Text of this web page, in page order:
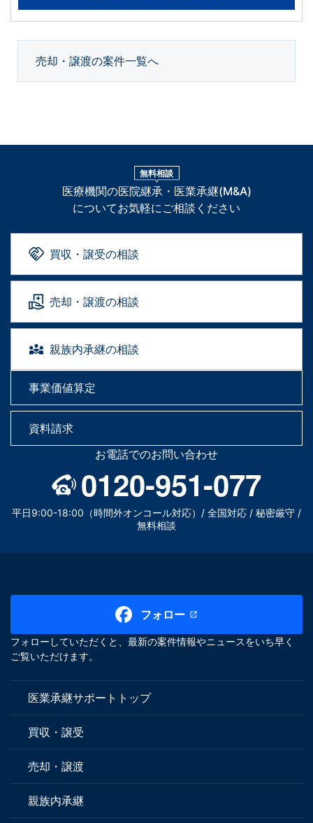
売却・譲渡の案件一覧へ
無料相談
医療機関の医院継承・医業承継(M&A)
についてお気軽にご相談ください
買収・譲受の相談
売却・譲渡の相談
親族内承継の相談
事業価値算定
資料請求
お電話でのお問い合わせ
0120-951-077
平日9:00-18:00（時間外オンコール対応）/ 全国対応 / 秘密厳守 /
無料相談
フォロー
フォローしていただくと、最新の案件情報やニュースをいち早く
ご覧いただけます。
医業承継サポートトップ
買収・譲受
売却・譲渡
親族内承継